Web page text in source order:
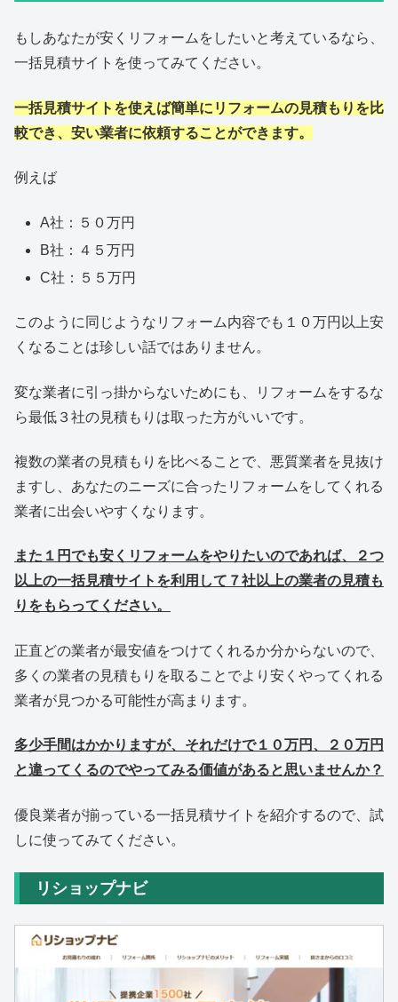
もしあなたが安くリフォームをしたいと考えているなら、
一括見積サイトを使ってみてください。
一括見積サイトを使えば簡単にリフォームの見積もりを比
較でき、安い業者に依頼することができます。
例えば
A社：５０万円
B社：４５万円
C社：５５万円
このように同じようなリフォーム内容でも１０万円以上安
くなることは珍しい話ではありません。
変な業者に引っ掛からないためにも、リフォームをするな
ら最低３社の見積もりは取った方がいいです。
複数の業者の見積もりを比べることで、悪質業者を見抜け
ますし、あなたのニーズに合ったリフォームをしてくれる
業者に出会いやすくなります。
また１円でも安くリフォームをやりたいのであれば、２つ
以上の一括見積サイトを利用して７社以上の業者の見積も
りをもらってください。
正直どの業者が最安値をつけてくれるか分からないので、
多くの業者の見積もりを取ることでより安くやってくれる
業者が見つかる可能性が高まります。
多少手間はかかりますが、それだけで１０万円、２０万円
と違ってくるのでやってみる価値があると思いませんか？
優良業者が揃っている一括見積サイトを紹介するので、試
しに使ってみてください。
リショップナビ